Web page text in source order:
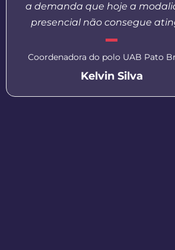
a demanda que hoje a
presencial não consegue
Coordenadora do polo UAB Pato
Kelvin Silva